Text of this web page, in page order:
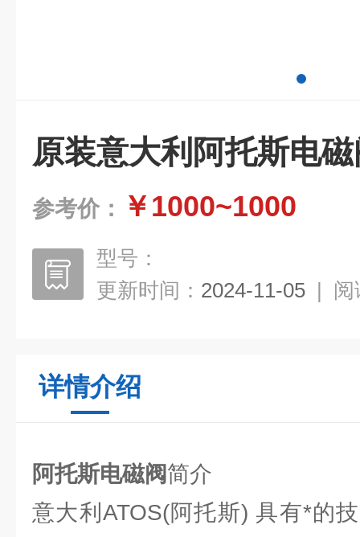
原装意大利阿托斯电
参考价： ￥1000~1000
型号：
更新时间： 2024-11-05 | 阅
详情介绍
阿托斯电磁阀简介
意大利ATOS(阿托斯) 具有*的